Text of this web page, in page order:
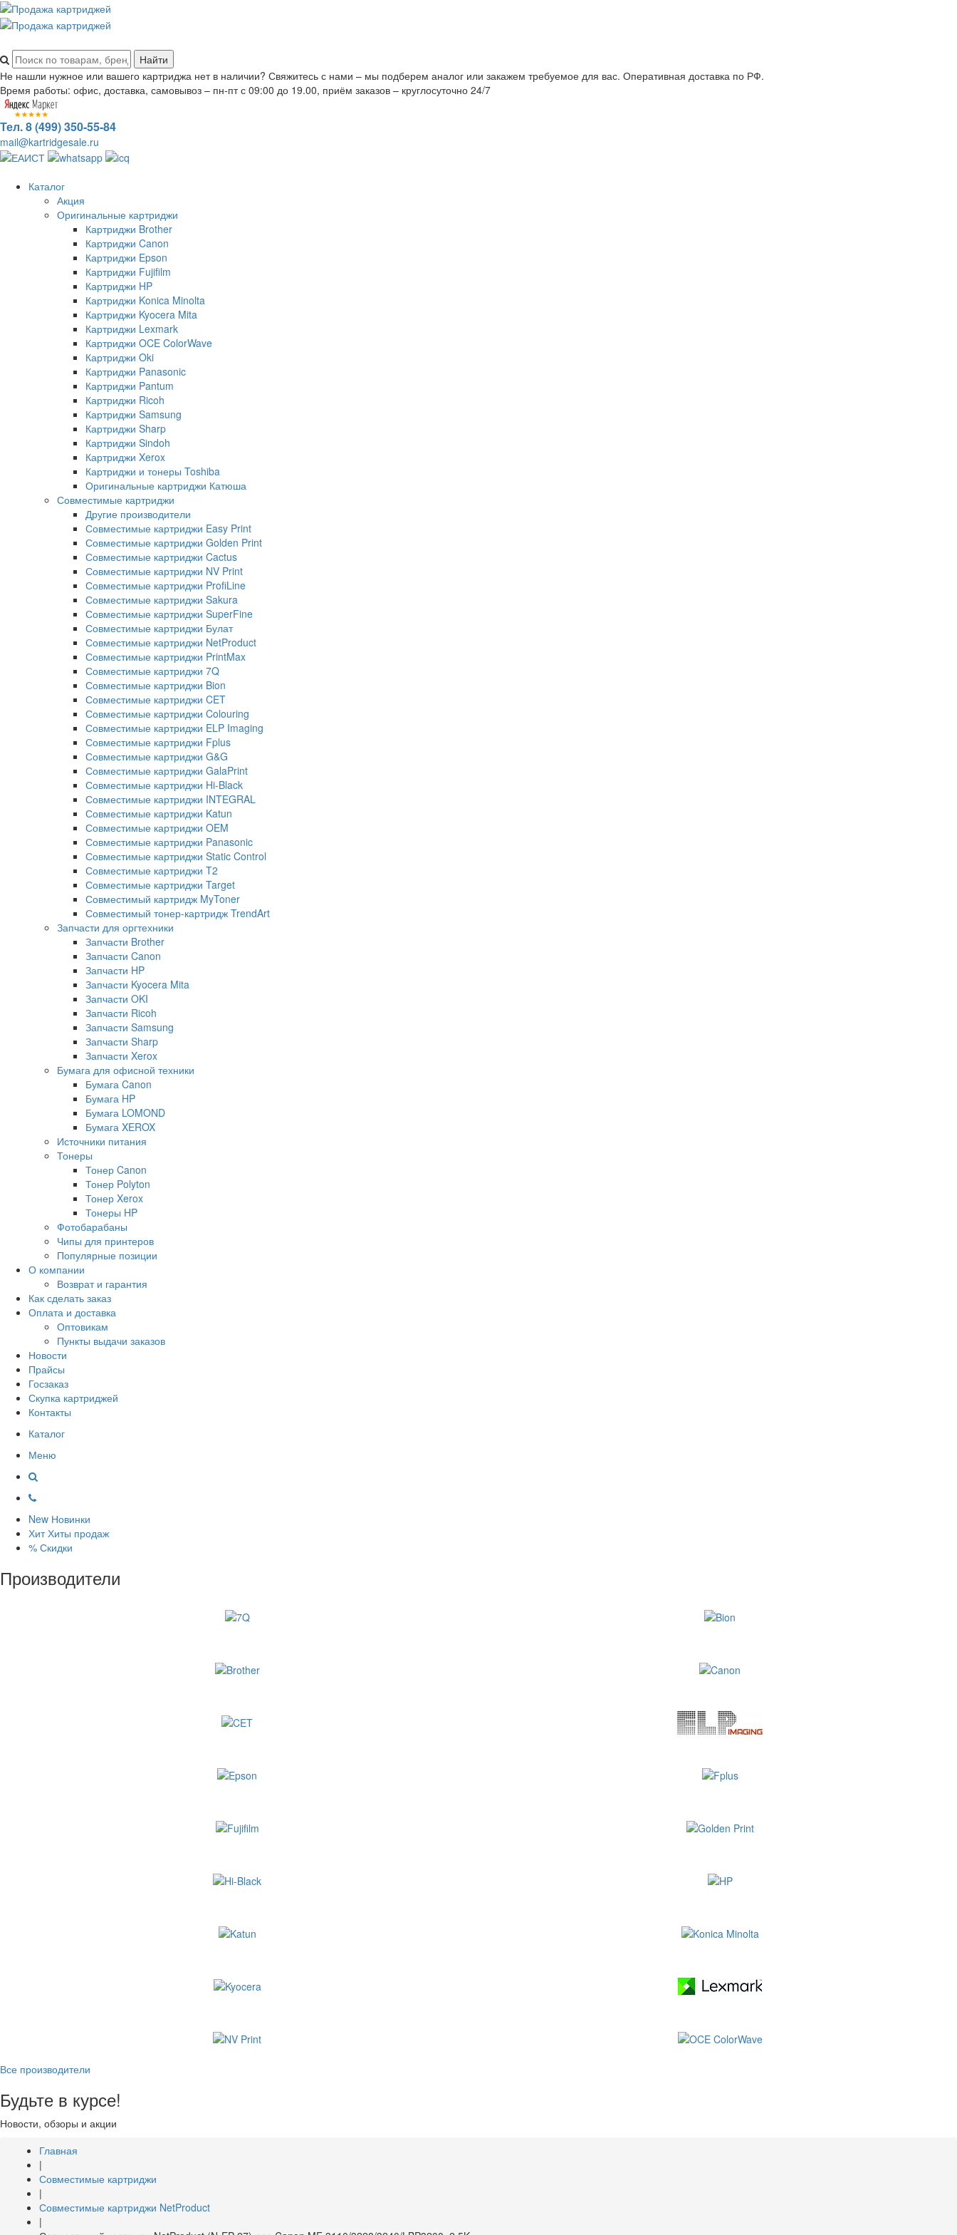
Не нашли нужное или вашего картриджа нет в наличии? Свяжитесь с нами – мы подберем аналог или закажем требуемое для вас. Оперативная доставка по РФ.
Время работы: офис, доставка, самовывоз – пн-пт с 09:00 до 19.00, приём заказов – круглосуточно 24/7
Тел. 8 (499) 350-55-84
mail@kartridgesale.ru
Каталог
Акция
Оригинальные картриджи
Картриджи Brother
Картриджи Canon
Картриджи Epson
Картриджи Fujifilm
Картриджи HP
Картриджи Konica Minolta
Картриджи Kyocera Mita
Картриджи Lexmark
Картриджи OCE ColorWave
Картриджи Oki
Картриджи Panasonic
Картриджи Pantum
Картриджи Ricoh
Картриджи Samsung
Картриджи Sharp
Картриджи Sindoh
Картриджи Xerox
Картриджи и тонеры Toshiba
Оригинальные картриджи Катюша
Совместимые картриджи
Другие производители
Совместимые картриджи Easy Print
Совместимые картриджи Golden Print
Совместимые картриджи Cactus
Совместимые картриджи NV Print
Совместимые картриджи ProfiLine
Совместимые картриджи Sakura
Совместимые картриджи SuperFine
Совместимые картриджи Булат
Совместимые картриджи NetProduct
Совместимые картриджи PrintMax
Совместимые картриджи 7Q
Совместимые картриджи Bion
Совместимые картриджи CET
Совместимые картриджи Colouring
Совместимые картриджи ELP Imaging
Совместимые картриджи Fplus
Совместимые картриджи G&G
Совместимые картриджи GalaPrint
Совместимые картриджи Hi-Black
Совместимые картриджи INTEGRAL
Совместимые картриджи Katun
Совместимые картриджи OEM
Совместимые картриджи Panasonic
Совместимые картриджи Static Control
Совместимые картриджи T2
Совместимые картриджи Target
Совместимый картридж MyToner
Совместимый тонер-картридж TrendArt
Запчасти для оргтехники
Запчасти Brother
Запчасти Canon
Запчасти HP
Запчасти Kyocera Mita
Запчасти OKI
Запчасти Ricoh
Запчасти Samsung
Запчасти Sharp
Запчасти Xerox
Бумага для офисной техники
Бумага Canon
Бумага HP
Бумага LOMOND
Бумага XEROX
Источники питания
Тонеры
Тонер Canon
Тонер Polyton
Тонер Xerox
Тонеры HP
Фотобарабаны
Чипы для принтеров
Популярные позиции
О компании
Возврат и гарантия
Как сделать заказ
Оплата и доставка
Оптовикам
Пункты выдачи заказов
Новости
Прайсы
Госзаказ
Скупка картриджей
Контакты
Каталог
Меню
New Новинки
Хит Хиты продаж
% Скидки
Производители
Все производители
Будьте в курсе!
Новости, обзоры и акции
Главная
|
Совместимые картриджи
|
Совместимые картриджи NetProduct
|